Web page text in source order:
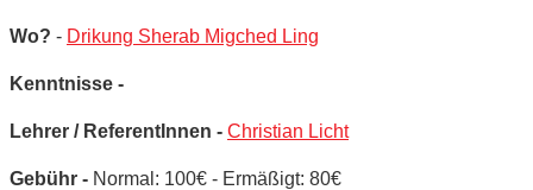
Wo? - Drikung Sherab Migched Ling
Kenntnisse -
Lehrer / ReferentInnen - Christian Licht
Gebühr - Normal: 100€ - Ermäßigt: 80€